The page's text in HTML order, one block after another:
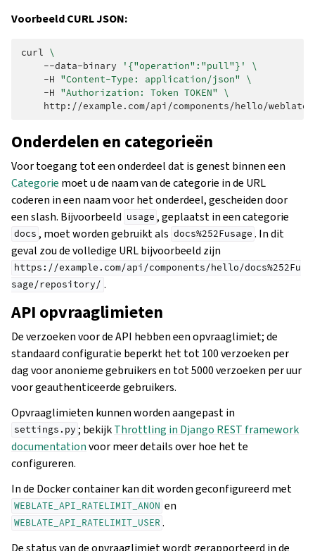
Voorbeeld CURL JSON:
curl \
--data-binary
'{"operation":"pull"}'
\
-H "Content-Type: application/json" \
-H "Authorization: Token TOKEN" \
Onderdelen en categorieën
Voor toegang tot een onderdeel dat is genest binnen een
Categorie moet u de naam van de categorie in de URL
coderen in een naam voor het onderdeel, gescheiden door
een slash. Bijvoorbeeld usage , geplaatst in een categorie
docs , moet worden gebruikt als docs%252Fusage . In dit
geval zou de volledige URL bijvoorbeeld zijn
https://example.com/api/components/hello/docs%252Fu
sage/repository/ .
API opvraaglimieten
De verzoeken voor de API hebben een opvraaglimiet; de
standaard configuratie beperkt het tot 100 verzoeken per
dag voor anonieme gebruikers en tot 5000 verzoeken per uur
voor geauthenticeerde gebruikers.
Opvraaglimieten kunnen worden aangepast in
settings.py ; bekijkThrottling in Django REST framework
documentationvoor meer details over hoe het te
configureren.
In de Docker container kan dit worden geconfigureerd met
WEBLATE_API_RATELIMIT_ANON en
WEBLATE_API_RATELIMIT_USER .
De status van de opvraaglimiet wordt gerapporteerd in de